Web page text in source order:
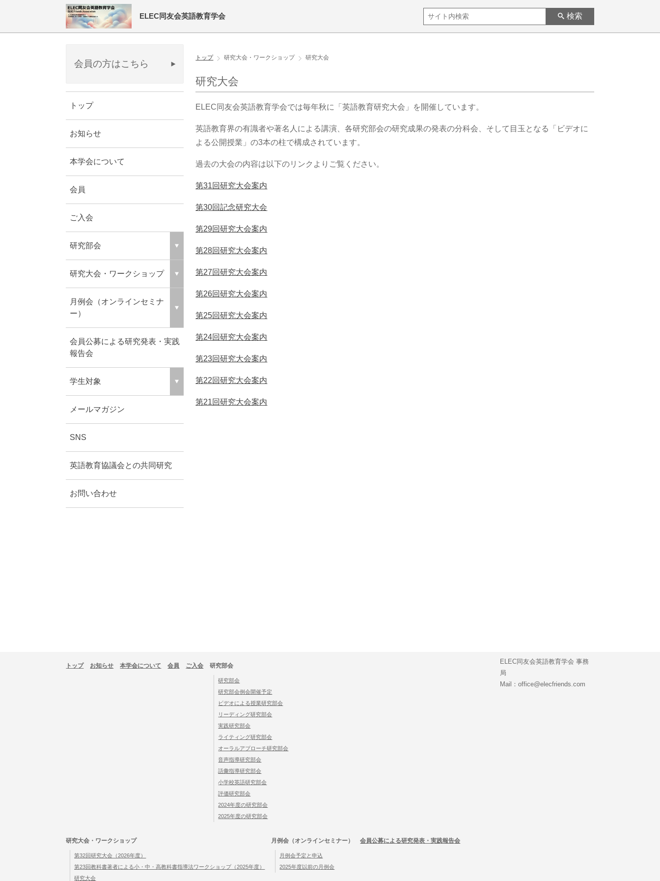
ELEC同友会英語教育学会 検索
会員の方はこちら
トップ
お知らせ
本学会について
会員
ご入会
研究部会
研究大会・ワークショップ
月例会（オンラインセミナ
ー）
会員公募による研究発表・実践
報告会
学生対象
メールマガジン
SNS
英語教育協議会との共同研究
お問い合わせ
トップ 研究大会・ワークショップ 研究大会
研究大会
ELEC同友会英語教育学会では毎年秋に「英語教育研究大会」を開催しています。
英語教育界の有識者や著名人による講演、各研究部会の研究成果の発表の分科会、そして目玉となる「ビデオに
よる公開授業」の3本の柱で構成されています。
過去の大会の内容は以下のリンクよりご覧ください。
第31回研究大会案内
第30回記念研究大会
第29回研究大会案内
第28回研究大会案内
第27回研究大会案内
第26回研究大会案内
第25回研究大会案内
第24回研究大会案内
第23回研究大会案内
第22回研究大会案内
第21回研究大会案内
トップ お知らせ 本学会について 会員 ご入会 研究部会
研究部会
研究部会例会開催予定
ビデオによる授業研究部会
リーディング研究部会
実践研究部会
ライティング研究部会
オーラルアプローチ研究部会
音声指導研究部会
語彙指導研究部会
小学校英語研究部会
評価研究部会
2024年度の研究部会
2025年度の研究部会
研究大会・ワークショップ
第32回研究大会（2026年度）
第23回教科書著者による小・中・高教科書指導法ワークショップ（2025年度）
研究大会
月例会（オンラインセミナー）
月例会予定と申込
2025年度以前の月例会
会員公募による研究発表・実践報告会
ELEC同友会英語教育学会 事務
局
Mail：office@elecfriends.com